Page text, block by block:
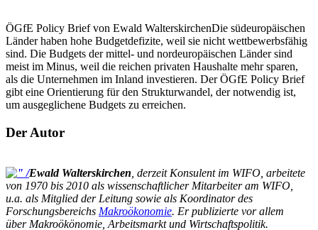
ÖGfE Policy Brief von Ewald WalterskirchenDie südeuropäischen
Länder haben hohe Budgetdefizite, weil sie nicht wettbewerbsfähig
sind. Die Budgets der mittel- und nordeuropäischen Länder sind
meist im Minus, weil die reichen privaten Haushalte mehr sparen,
als die Unternehmen im Inland investieren. Der ÖGfE Policy Brief
gibt eine Orientierung für den Strukturwandel, der notwendig ist,
um ausgeglichene Budgets zu erreichen.
Der Autor
Ewald Walterskirchen , derzeit Konsulent im WIFO, arbeitete
von 1970 bis 2010 als wissenschaftlicher Mitarbeiter am WIFO,
u.a. als Mitglied der Leitung sowie als Koordinator des
Forschungsbereichs Makroökonomie. Er publizierte vor allem
über Makroökönomie, Arbeitsmarkt und Wirtschaftspolitik.